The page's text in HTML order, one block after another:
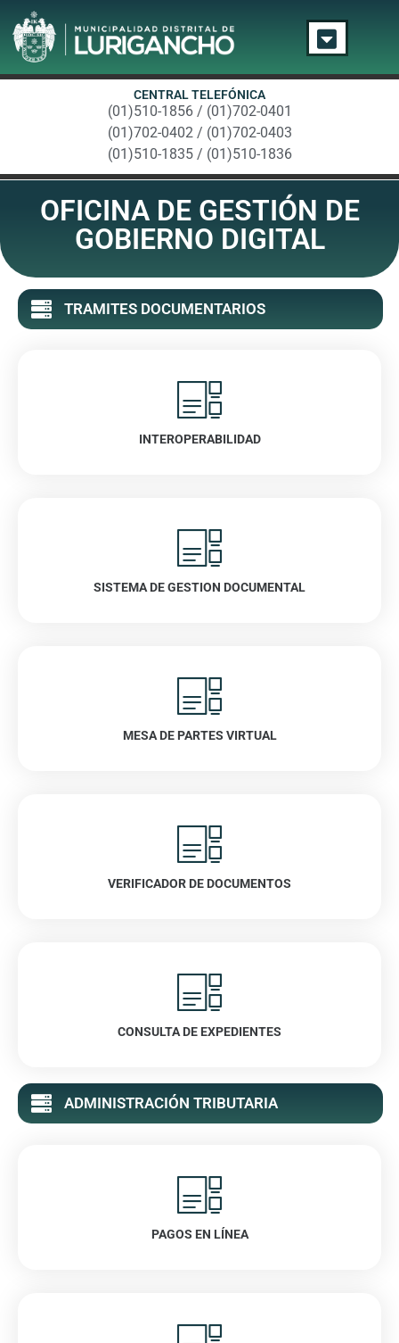
CENTRAL TELEFÓNICA
(01)510-1856 / (01)702-0401
(01)702-0402 / (01)702-0403
(01)510-1835 / (01)510-1836
OFICINA DE GESTIÓN DE
GOBIERNO DIGITAL
TRAMITES DOCUMENTARIOS
INTEROPERABILIDAD
VER
SISTEMA DE GESTION DOCUMENTAL
VER
MESA DE PARTES VIRTUAL
VER
VERIFICADOR DE DOCUMENTOS
VER
CONSULTA DE EXPEDIENTES
VER
ADMINISTRACIÓN TRIBUTARIA
PAGOS EN LÍNEA
VER